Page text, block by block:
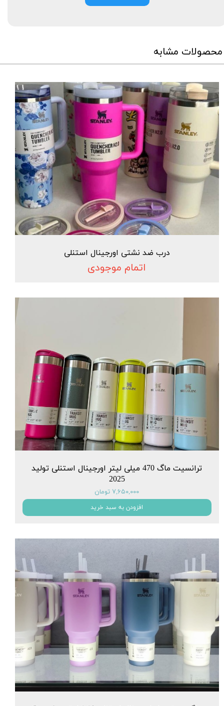
محصولات مشابه
درب ضد نشتی اورجینال استنلی
اتمام موجودی
ترانسیت ماگ 470 میلی لیتر اورجینال استنلی تولید
2025
۷,۶۵۰,۰۰۰ تومان
افزودن به سبد خرید